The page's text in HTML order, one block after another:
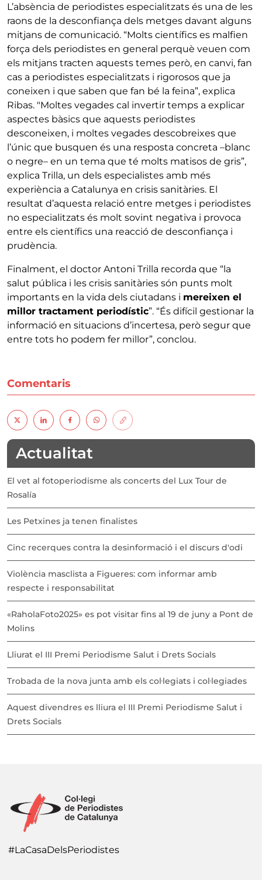
L’absència de periodistes especialitzats és una de les
raons de la desconfiança dels metges davant alguns
mitjans de comunicació. “Molts científics es malfien
força dels periodistes en general perquè veuen com
els mitjans tracten aquests temes però, en canvi, fan
cas a periodistes especialitzats i rigorosos que ja
coneixen i que saben que fan bé la feina”, explica
Ribas. "Moltes vegades cal invertir temps a explicar
aspectes bàsics que aquests periodistes
desconeixen, i moltes vegades descobreixes que
l’únic que busquen és una resposta concreta –blanc
o negre– en un tema que té molts matisos de gris”,
explica Trilla, un dels especialistes amb més
experiència a Catalunya en crisis sanitàries. El
resultat d’aquesta relació entre metges i periodistes
no especialitzats és molt sovint negativa i provoca
entre els científics una reacció de desconfiança i
prudència.
Finalment, el doctor Antoni Trilla recorda que “la
salut pública i les crisis sanitàries són punts molt
importants en la vida dels ciutadans i mereixen el
millor tractament periodístic”. “És difícil gestionar la
informació en situacions d’incertesa, però segur que
entre tots ho podem fer millor”, conclou.
Comentaris
Actualitat
El vet al fotoperiodisme als concerts del Lux Tour de
Rosalía
Les Petxines ja tenen finalistes
Cinc recerques contra la desinformació i el discurs d'odi
Violència masclista a Figueres: com informar amb
respecte i responsabilitat
«RaholaFoto2025» es pot visitar fins al 19 de juny a Pont de
Molins
Lliurat el III Premi Periodisme Salut i Drets Socials
Trobada de la nova junta amb els col·legiats i col·legiades
Aquest divendres es lliura el III Premi Periodisme Salut i
Drets Socials
#LaCasaDelsPeriodistes